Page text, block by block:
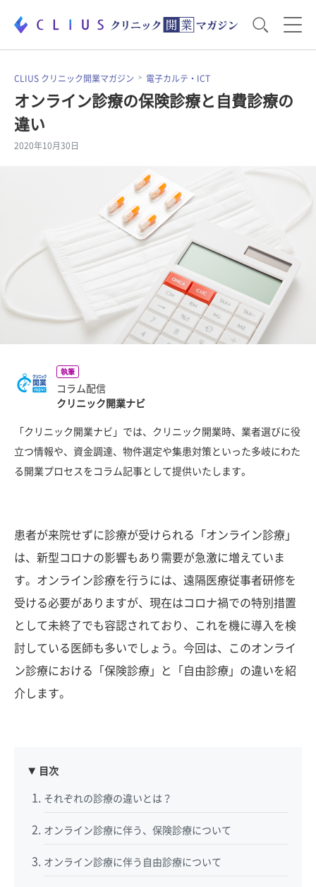
お役立ち資料 運営・経営のポイント
開業医のリアル
セミナー
CLIUS クリニック開業マガジン 電子カルテ・ICT
オンライン診療の保険診療と自費診療の
違い
2020年10月30日
執筆
コラム配信
クリニック開業ナビ
「クリニック開業ナビ」では、クリニック開業時、業者選びに役
立つ情報や、資金調達、物件選定や集患対策といった多岐にわた
る開業プロセスをコラム記事として提供いたします。
患者が来院せずに診療が受けられる「オンライン診療」
は、新型コロナの影響もあり需要が急激に増えていま
す。オンライン診療を行うには、遠隔医療従事者研修を
受ける必要がありますが、現在はコロナ禍での特別措置
として未終了でも容認されており、これを機に導入を検
討している医師も多いでしょう。今回は、このオンライ
ン診療における「保険診療」と「自由診療」の違いを紹
介します。
目次
それぞれの診療の違いとは？
オンライン診療に伴う、保険診療について
オンライン診療に伴う自由診療について